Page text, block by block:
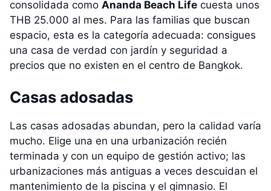
consolidada como Ananda Beach Life cuesta unos
THB 25.000 al mes. Para las familias que buscan
espacio, esta es la categoría adecuada: consigues
una casa de verdad con jardín y seguridad a
precios que no existen en el centro de Bangkok.
Casas adosadas
Las casas adosadas abundan, pero la calidad varía
mucho. Elige una en una urbanización recién
terminada y con un equipo de gestión activo; las
urbanizaciones más antiguas a veces descuidan el
mantenimiento de la piscina y el gimnasio. El